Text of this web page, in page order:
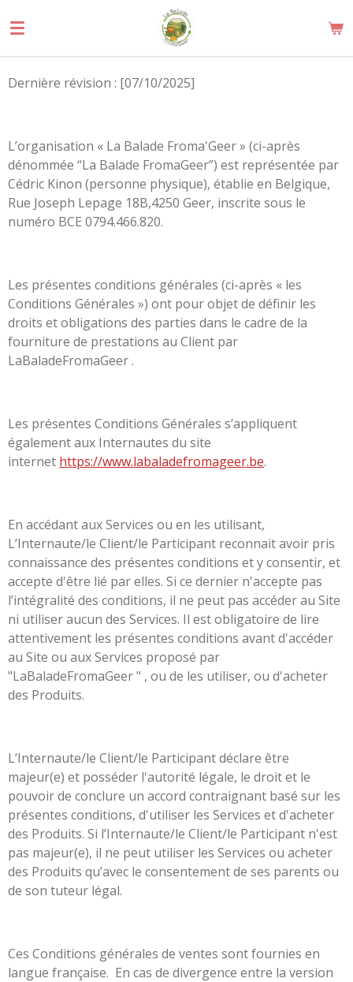
au
Dernière révision : [07/10/2025]
L’organisation « La Balade Froma'Geer » (ci-après
dénommée “La Balade FromaGeer”) est représentée par
Cédric Kinon (personne physique), établie en Belgique,
Rue Joseph Lepage 18B,4250 Geer, inscrite sous le
numéro BCE 0794.466.820.
Les présentes conditions générales (ci-après « les
Conditions Générales ») ont pour objet de définir les
droits et obligations des parties dans le cadre de la
fourniture de prestations au Client par
LaBaladeFromaGeer .
Les présentes Conditions Générales s’appliquent
également aux Internautes du site
internet https://www.labaladefromageer.be.
En accédant aux Services ou en les utilisant,
L’Internaute/le Client/le Participant reconnait avoir pris
connaissance des présentes conditions et y consentir, et
accepte d'être lié par elles. Si ce dernier n'accepte pas
l’intégralité des conditions, il ne peut pas accéder au Site
ni utiliser aucun des Services. Il est obligatoire de lire
attentivement les présentes conditions avant d'accéder
au Site ou aux Services proposé par
"LaBaladeFromaGeer " , ou de les utiliser, ou d'acheter
des Produits.
L’Internaute/le Client/le Participant déclare être
majeur(e) et posséder l'autorité légale, le droit et le
pouvoir de conclure un accord contraignant basé sur les
présentes conditions, d'utiliser les Services et d'acheter
des Produits. Si l’Internaute/le Client/le Participant n'est
pas majeur(e), il ne peut utiliser les Services ou acheter
des Produits qu’avec le consentement de ses parents ou
de son tuteur légal.
Ces Conditions générales de ventes sont fournies en
langue française. En cas de divergence entre la version